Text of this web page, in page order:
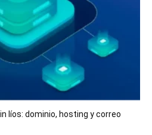
líos: dominio, hosting y correo